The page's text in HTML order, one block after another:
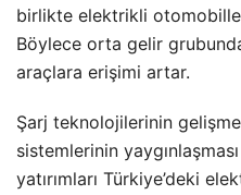
birlikte elektrikli
Böylece orta gelir
araçlara erişimi artar.
Şarj teknolojilerinin
sistemlerinin
yatırımları Türkiye’deki